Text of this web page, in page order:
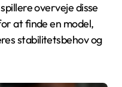
overveje disse
at finde en model,
stabilitetsbehov og